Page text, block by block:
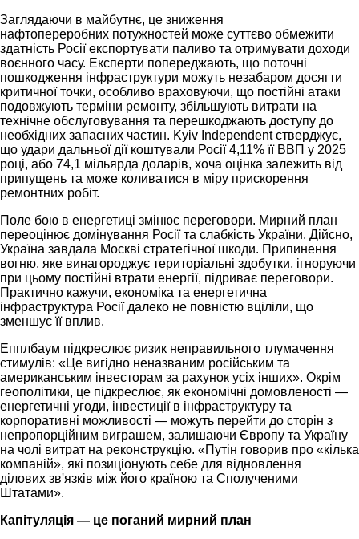
Заглядаючи в майбутнє, це зниження
нафтопереробних потужностей може суттєво обмежити
здатність Росії експортувати паливо та отримувати доходи
воєнного часу. Експерти попереджають, що поточні
пошкодження інфраструктури можуть незабаром досягти
критичної точки, особливо враховуючи, що постійні атаки
подовжують терміни ремонту, збільшують витрати на
технічне обслуговування та перешкоджають доступу до
необхідних запасних частин. Kyiv Independent стверджує,
що удари дальньої дії коштували Росії 4,11% її ВВП у 2025
році, або 74,1 мільярда доларів, хоча оцінка залежить від
припущень та може коливатися в міру прискорення
ремонтних робіт.
Поле бою в енергетиці змінює переговори. Мирний план
переоцінює домінування Росії та слабкість України. Дійсно,
Україна завдала Москві стратегічної шкоди. Припинення
вогню, яке винагороджує територіальні здобутки, ігноруючи
при цьому постійні втрати енергії, підриває переговори.
Практично кажучи, економіка та енергетична
інфраструктура Росії далеко не повністю вціліли, що
зменшує її вплив.
Епплбаум підкреслює ризик неправильного тлумачення
стимулів: «Це вигідно неназваним російським та
американським інвесторам за рахунок усіх інших». Окрім
геополітики, це підкреслює, як економічні домовленості —
енергетичні угоди, інвестиції в інфраструктуру та
корпоративні можливості — можуть перейти до сторін з
непропорційним виграшем, залишаючи Європу та Україну
на чолі витрат на реконструкцію. «Путін говорив про «кілька
компаній», які позиціонують себе для відновлення
ділових зв'язків між його країною та Сполученими
Штатами».
Капітуляція — це поганий мирний план